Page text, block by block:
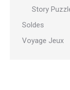
Story
Soldes
Voyage Jeux